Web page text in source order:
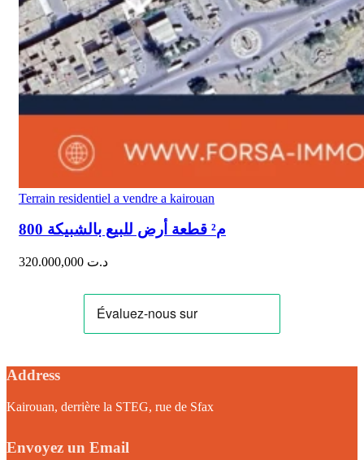
Terrain residentiel a vendre a kairouan
800 م² قطعة أرض للبيع بالشبيكة
د.ت
Address
Kairouan, derrière la STEG, rue de Sfax
Envoyez un Email